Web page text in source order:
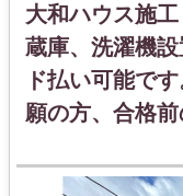
大和ハウス施
蔵庫、洗濯機
ド払い可能で
願の方、合格前